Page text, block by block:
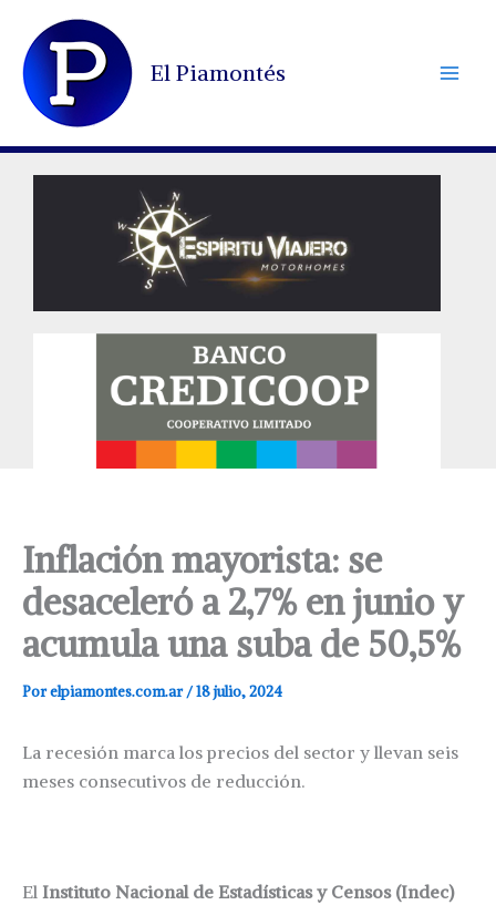
contenido
El Piamontés
Inflación mayorista: se
desaceleró a 2,7% en junio y
acumula una suba de 50,5%
Porelpiamontes.com.ar/18 julio, 2024
La recesión marca los precios del sector y llevan seis
meses consecutivos de reducción.
El Instituto Nacional de Estadísticas y Censos (Indec)